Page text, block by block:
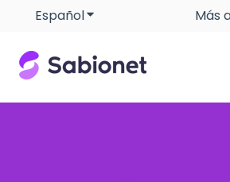
EspañolTraducciones de Más